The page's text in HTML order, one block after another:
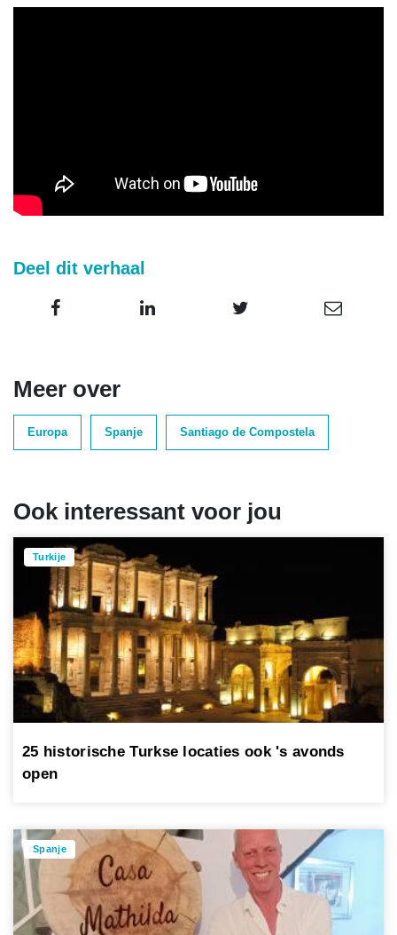
Deel dit verhaal
Meer over
Europa Spanje Santiago de Compostela
Ook interessant voor jou
Turkije
25 historische Turkse locaties ook 's avonds
open
Spanje